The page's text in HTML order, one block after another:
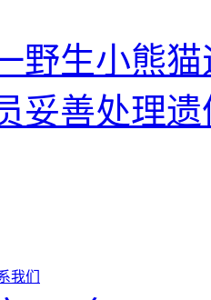
野生小熊
妥善处理遗
我们